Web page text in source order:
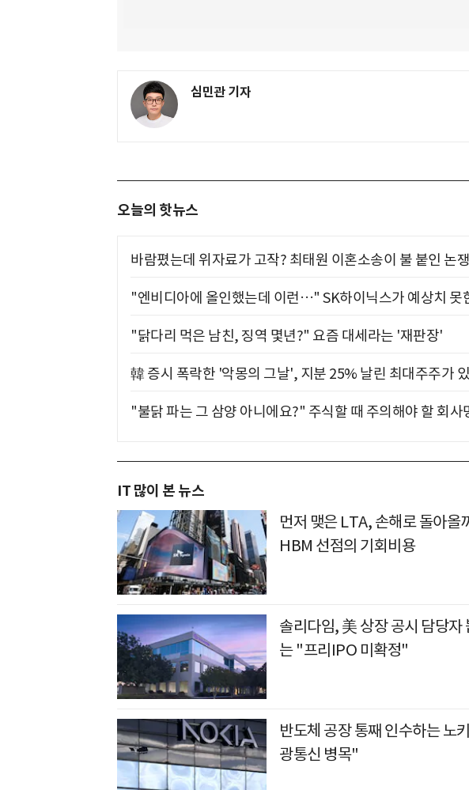
심민관 기자
오늘의 핫뉴스
바람폈는데 위자료가 고작? 최태원 이혼소송이 불 붙인 논쟁
"엔비디아에 올인했는데 이런…" SK하이닉스가 예상치 못
"닭다리 먹은 남친, 징역 몇년?" 요즘 대세라는 '재판장'
韓 증시 폭락한 '악몽의 그날', 지분 25% 날린 최대주주가
"불닭 파는 그 삼양 아니에요?" 주식할 때 주의해야 할 회사
IT 많이 본 뉴스
먼저 맺은 LTA, 손해로 돌아
HBM 선점의 기회비용
솔리다임, 美 상장 공시 담당
는 "프리IPO 미확정"
반도체 공장 통째 인수하는
광통신 병목"